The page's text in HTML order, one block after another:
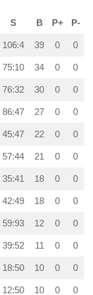
S B P+ P-
106:4 39 0 0
75:10 34 0 0
76:32 30 0 0
86:47 27 0 0
45:47 22 0 0
57:44 21 0 0
35:41 18 0 0
42:49 18 0 0
59:93 12 0 0
39:52 11 0 0
18:50 10 0 0
12:50 10 0 0